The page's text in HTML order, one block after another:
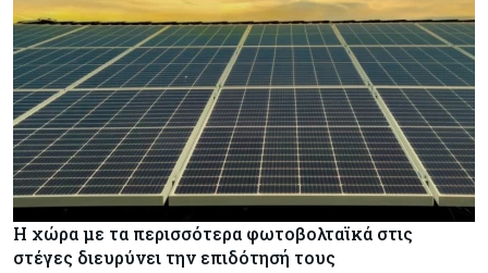
Η χώρα με τα περισσότερα φωτοβολταϊκά στις
στέγες διευρύνει την επιδότησή τους